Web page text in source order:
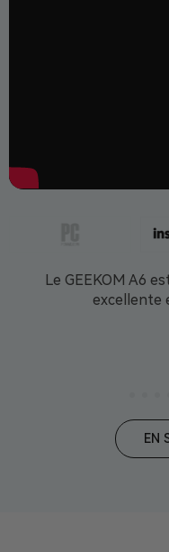
EN
Le GEEKOM A6
excellente